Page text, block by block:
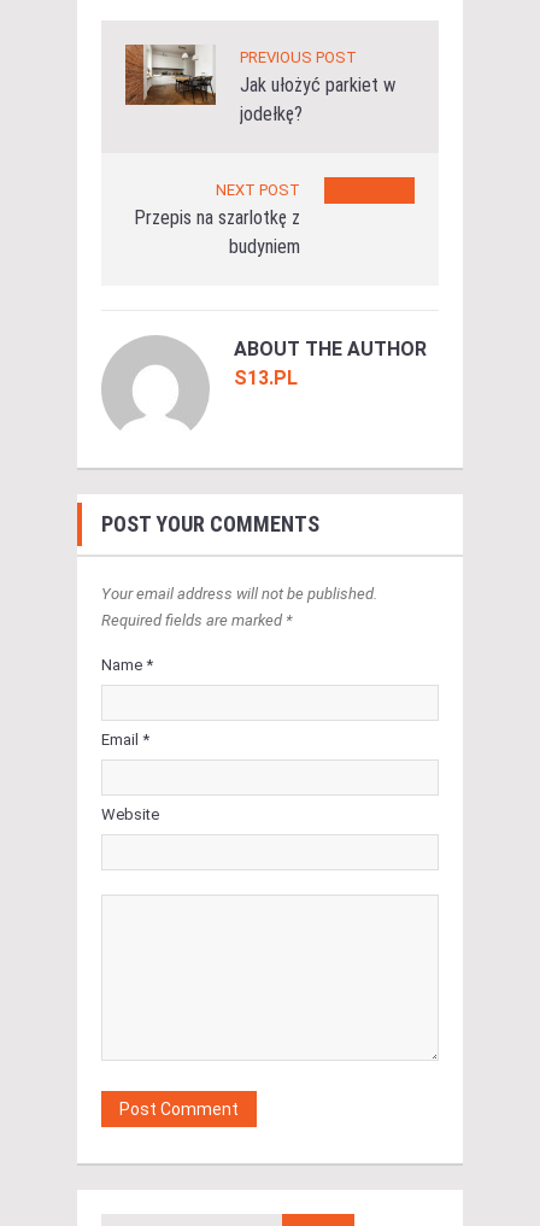
PREVIOUS POST
Jak ułożyć parkiet w
jodełkę?
NEXT POST
Przepis na szarlotkę z
budyniem
ABOUT THE AUTHOR
S13.PL
POST YOUR COMMENTS
Your email address will not be published.
Required fields are marked *
Name *
Email *
Website